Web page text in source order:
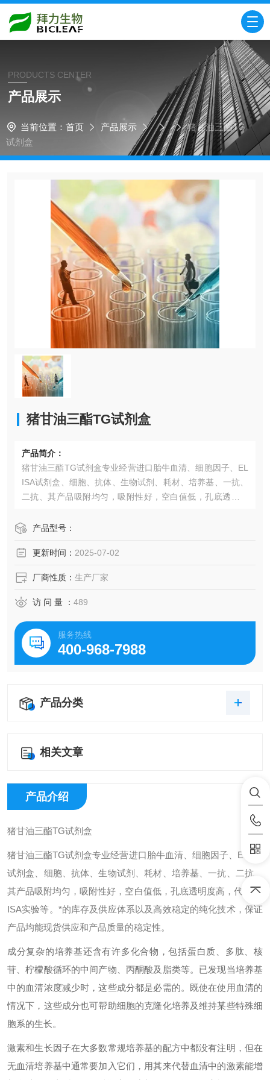
PRODUCTS CENTER
产品展示
当前位置： 首页 产品展示
猪甘油三酯TG
试剂盒​
猪甘油三酯TG试剂盒​
产品简介：
猪甘油三酯TG试剂盒​专业经营进口胎牛血清、细胞因子、EL
ISA试剂盒、细胞、抗体、生物试剂、耗材、培养基、一抗、
二抗、其产品吸附均匀，吸附性好，空白值低，孔底透明度
纯化技术，保证产品均能现货供应和产品质量的稳定性。
产品型号：
更新时间： 2025-07-02
厂商性质： 生产厂家
访 问 量 ： 489
服务热线
400-968-7988
产品分类
相关文章
产品介绍
猪甘油三酯TG试剂盒
猪甘油三酯TG试剂盒专业经营进口胎牛血清、细胞因子、ELISA
试剂盒、细胞、抗体、生物试剂、耗材、培养基、一抗、二抗、
其产品吸附均匀，吸附性好，空白值低，孔底透明度高，代做EL
ISA实验等。*的库存及供应体系以及高效稳定的纯化技术，保证
产品均能现货供应和产品质量的稳定性。
成分复杂的培养基还含有许多化合物，包括蛋白质、多肽、核
苷、柠檬酸循环的中间产物、丙酮酸及脂类等。已发现当培养基
中的血清浓度减少时，这些成分都是必需的。既使在使用血清的
情况下，这些成分也可帮助细胞的克隆化培养及维持某些特殊细
胞系的生长。
激素和生长因子在大多数常规培养基的配方中都没有注明，但在
无血清培养基中通常要加入它们，用其来代替血清中的激素能增